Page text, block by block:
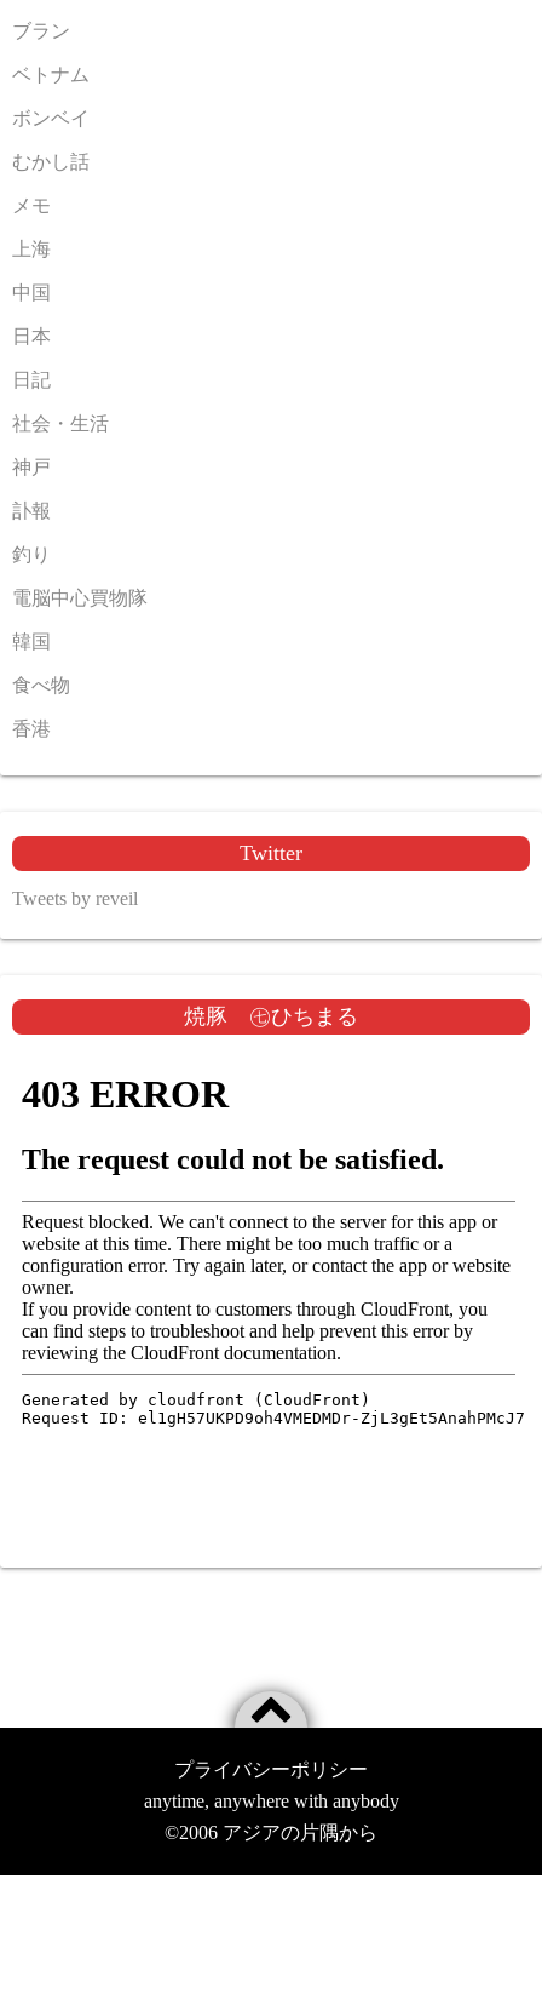
ブラン
ベトナム
ボンベイ
むかし話
メモ
上海
中国
日本
日記
社会・生活
神戸
訃報
釣り
電脳中心買物隊
韓国
食べ物
香港
Twitter
Tweets by reveil
焼豚 ㊆ひちまる
プライバシーポリシー
anytime, anywhere with anybody
©2006 アジアの片隅から